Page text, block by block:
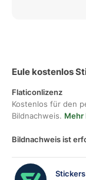
Eule kostenlos
Flaticonlizenz
Kostenlos für den
Bildnachweis. Mehr
Bildnachweis ist
Stickers